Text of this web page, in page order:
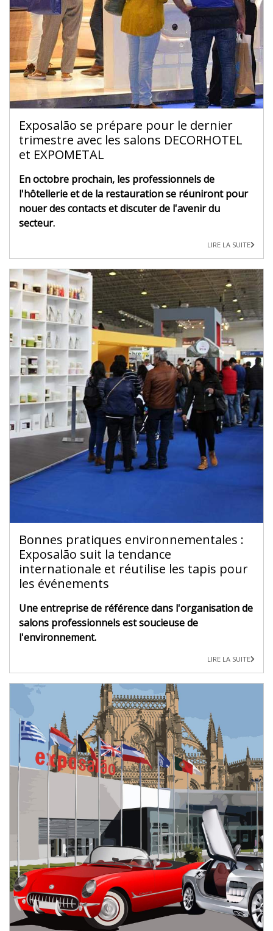
Exposalão se prépare pour le dernier
trimestre avec les salons DECORHOTEL
et EXPOMETAL
En octobre prochain, les professionnels de
l'hôtellerie et de la restauration se réuniront pour
nouer des contacts et discuter de l'avenir du
secteur.
LIRE LA SUITE
Bonnes pratiques environnementales :
Exposalão suit la tendance
internationale et réutilise les tapis pour
les événements
Une entreprise de référence dans l'organisation de
salons professionnels est soucieuse de
l'environnement.
LIRE LA SUITE